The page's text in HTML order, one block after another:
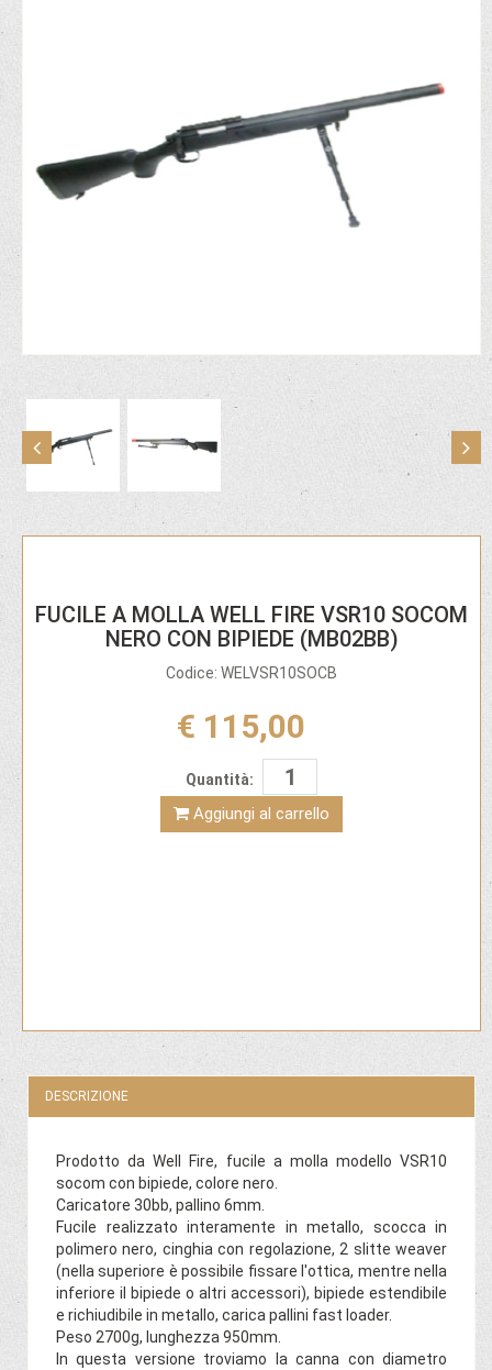
FUCILE A MOLLA WELL FIRE VSR10 SOCOM
NERO CON BIPIEDE (MB02BB)
Codice: WELVSR10SOCB
€ 115,00
Quantità:
Aggiungi al carrello
DESCRIZIONE
Prodotto da Well Fire, fucile a molla modello VSR10
socom con bipiede, colore nero.
Caricatore 30bb, pallino 6mm.
Fucile realizzato interamente in metallo, scocca in
polimero nero, cinghia con regolazione, 2 slitte weaver
(nella superiore è possibile fissare l'ottica, mentre nella
inferiore il bipiede o altri accessori), bipiede estendibile
e richiudibile in metallo, carica pallini fast loader.
Peso 2700g, lunghezza 950mm.
In questa versione troviamo la canna con diametro